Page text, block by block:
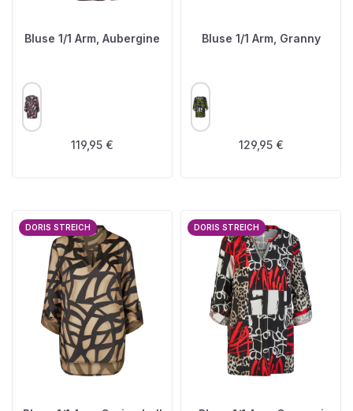
Bluse 1/1 Arm, Aubergine
FARBE
Regulärer Preis:
119,95 €
Bluse 1/1 Arm, Granny
FARBE
Regulärer Preis:
129,95 €
DORIS STREICH DORIS STREICH